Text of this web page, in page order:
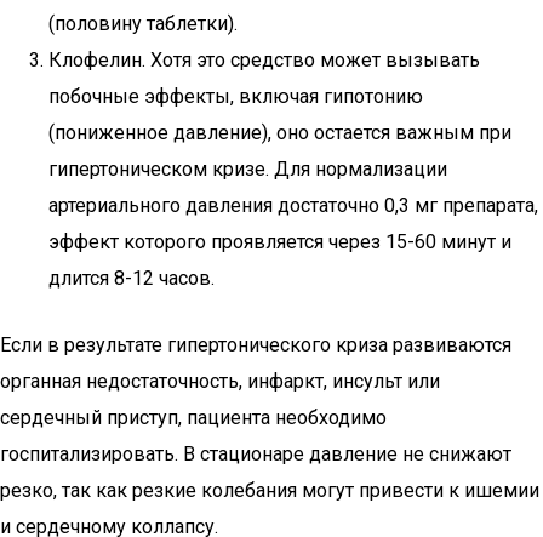
(половину таблетки).
Клофелин. Хотя это средство может вызывать
побочные эффекты, включая гипотонию
(пониженное давление), оно остается важным при
гипертоническом кризе. Для нормализации
артериального давления достаточно 0,3 мг препарата,
эффект которого проявляется через 15-60 минут и
длится 8-12 часов.
Если в результате гипертонического криза развиваются
органная недостаточность, инфаркт, инсульт или
сердечный приступ, пациента необходимо
госпитализировать. В стационаре давление не снижают
резко, так как резкие колебания могут привести к ишемии
и сердечному коллапсу.